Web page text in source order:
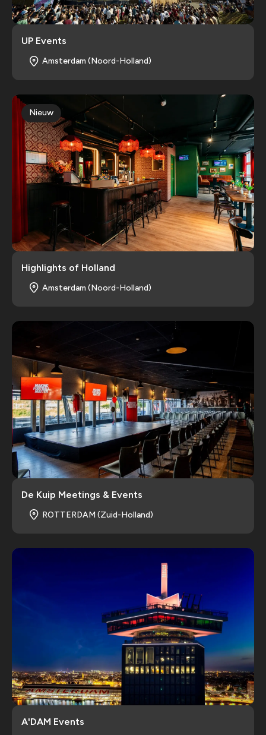
UP Events
Amsterdam (Noord-Holland)
Highlights of Holland
Amsterdam (Noord-Holland)
Nieuw
De Kuip Meetings & Events
ROTTERDAM (Zuid-Holland)
A'DAM Events